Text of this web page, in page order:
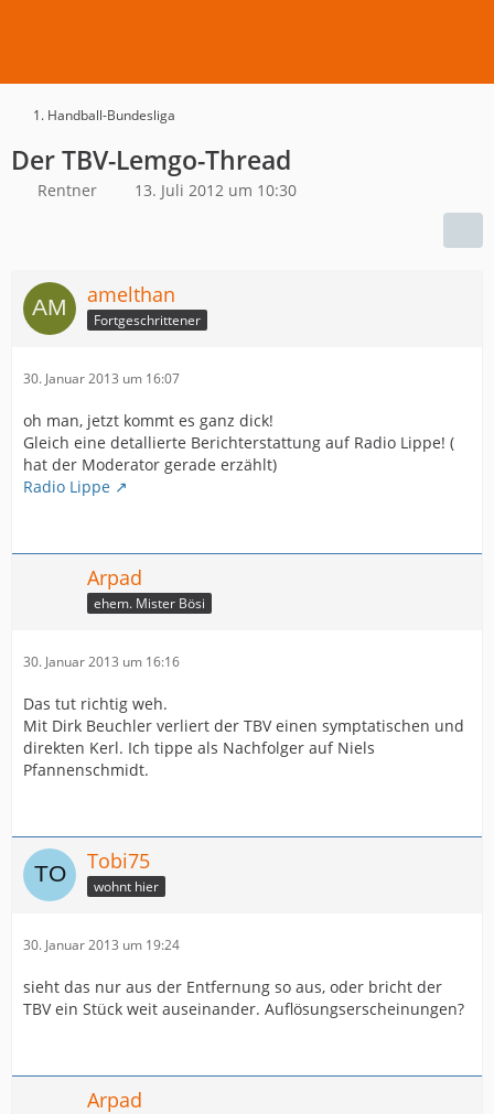
1. Handball-Bundesliga
Der TBV-Lemgo-Thread
Rentner 13. Juli 2012 um 10:30
amelthan
Fortgeschrittener
30. Januar 2013 um 16:07
oh man, jetzt kommt es ganz dick!
Gleich eine detallierte Berichterstattung auf Radio Lippe! (
hat der Moderator gerade erzählt)
Radio Lippe
Arpad
ehem. Mister Bösi
30. Januar 2013 um 16:16
Das tut richtig weh.
Mit Dirk Beuchler verliert der TBV einen symptatischen und
direkten Kerl. Ich tippe als Nachfolger auf Niels
Pfannenschmidt.
Tobi75
wohnt hier
30. Januar 2013 um 19:24
sieht das nur aus der Entfernung so aus, oder bricht der
TBV ein Stück weit auseinander. Auflösungserscheinungen?
Arpad